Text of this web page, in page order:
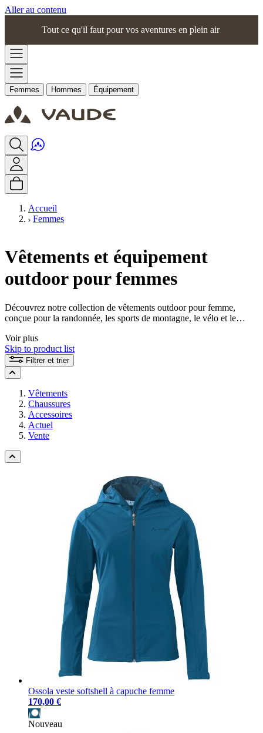
Aller au contenu
Tout ce qu'il faut pour vos aventures en plein air
Femmes Hommes Équipement
Accueil
Femmes
Vêtements et équipement
outdoor pour femmes
Découvrez notre collection de vêtements outdoor pour femme,
conçue pour la randonnée, les sports de montagne, le vélo et le
techniques : trouvez l'équipement adapté à toutes vos activités en
plein air.
Voir plus
Skip to product list
Filtrer et trier
Vêtements
Chaussures
Accessoires
Actuel
Vente
Ossola veste softshell à capuche femme
170,00 €
Nouveau